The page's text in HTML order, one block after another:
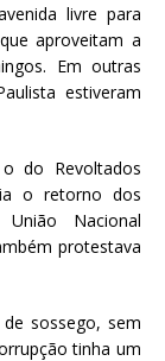
livre para
aproveitam a
Em outras
estiveram
do Revoltados
o retorno dos
Nacional
protestava
sossego, sem
tinha um